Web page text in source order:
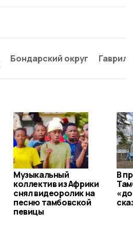
Бондарский округ
Музыкальный
коллектив из Африки
снял видеоролик на
песню тамбовской
певицы
В